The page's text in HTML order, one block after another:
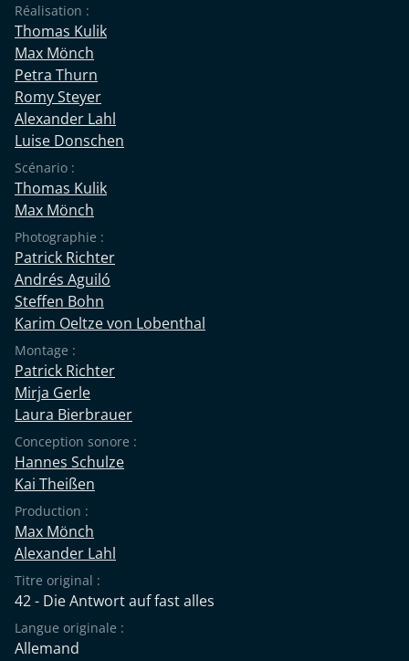
Réalisation :
Thomas Kulik
Max Mönch
Petra Thurn
Romy Steyer
Alexander Lahl
Luise Donschen
Scénario :
Thomas Kulik
Max Mönch
Photographie :
Patrick Richter
Andrés Aguiló
Steffen Bohn
Karim Oeltze von Lobenthal
Montage :
Patrick Richter
Mirja Gerle
Laura Bierbrauer
Conception sonore :
Hannes Schulze
Kai Theißen
Production :
Max Mönch
Alexander Lahl
Titre original :
42 - Die Antwort auf fast alles
Langue originale :
Allemand